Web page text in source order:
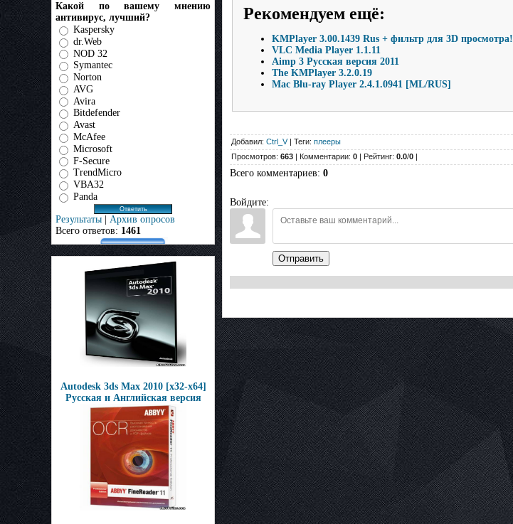
Какой по вашему мнению
антивирус, лучший?
Kaspersky
dr.Web
NOD 32
Symantec
Norton
AVG
Avira
Bitdefender
Avast
McAfee
Microsoft
F-Secure
TrendMicro
VBA32
Panda
Результаты | Архив опросов
Всего ответов: 1461
Autodesk 3ds Max 2010 [x32-x64]
Русская и Английская версия
Рекомендуем ещё:
KMPlayer 3.00.1439 Rus + фильтр для 3D просмотра!
VLC Media Player 1.1.11
Aimp 3 Русская версия 2011
The KMPlayer 3.2.0.19
Mac Blu-ray Player 2.4.1.0941 [ML/RUS]
Добавил: Ctrl_V| Теги: плееры
Просмотров: 663 | Комментарии: 0 | Рейтинг: 0.0/0 |
Всего комментариев: 0
Войдите:
Отправить